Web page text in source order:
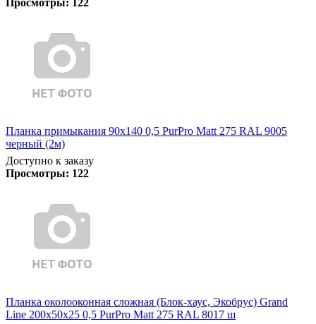
Планка примыкания 90х140 0,5 PurPro Matt 275 RAL 9005
черный (2м)
Доступно к заказу
Просмотры: 122
Планка околооконная сложная (Блок-хаус, Экобрус) Grand
Line 200х50х25 0,5 PurPro Matt 275 RAL 8017 ш